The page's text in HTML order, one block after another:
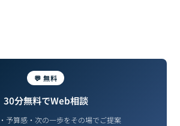
💬 無料
30分無料でWeb相談
予算感・次の一歩をその場でご提案